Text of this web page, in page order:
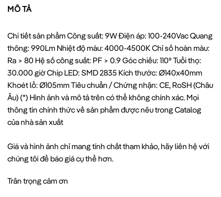
MÔ TẢ
Chi tiết sản phẩm Công suất: 9W Điện áp: 100-240Vac Quang
thông: 990Lm Nhiệt độ màu: 4000-4500K Chỉ số hoàn màu:
Ra > 80 Hệ số công suất: PF > 0.9 Góc chiếu: 110⁰ Tuổi thọ:
30.000 giờ Chip LED: SMD 2835 Kích thước: Ø140x40mm
Khoét lổ: Ø105mm Tiêu chuẩn / Chứng nhận: CE, RoSH (Châu
Âu) (*) Hình ảnh và mô tả trên có thể không chính xác. Mọi
thông tin chính thức về sản phẩm được nêu trong Catalog
của nhà sản xuất
Giá và hình ảnh chỉ mang tính chất tham khảo, hãy liên hệ với
chúng tôi để báo giá cụ thể hơn.
Trân trọng cảm ơn